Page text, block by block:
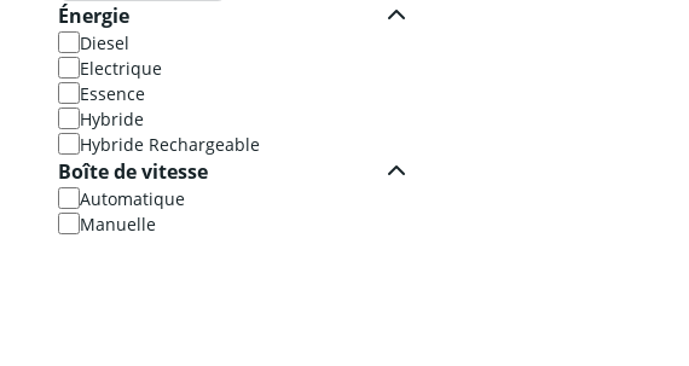
Énergie
Diesel
Electrique
Essence
Hybride
Hybride Rechargeable
Boîte de vitesse
Automatique
Manuelle